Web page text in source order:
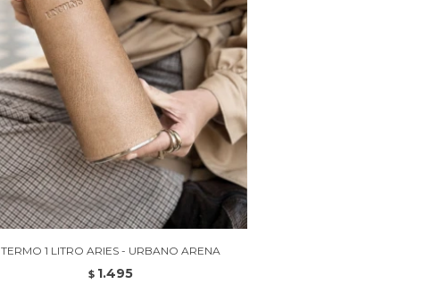
TERMO 1 LITRO ARIES - URBANO ARENA
$ 1.495